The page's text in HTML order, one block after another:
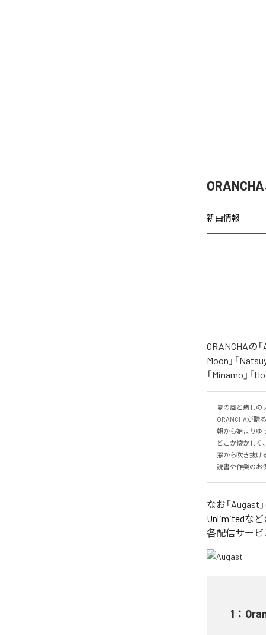
新曲情報
ORANCHAの
Moon」「
「Minamo」「
夏の風と癒しの
ORANCHAが贈
朝から始まりゆ
どこか懐かしく
窓から吹き抜け
読書や作業のお
なお「Augast
Unlimitedなど
各配信サービ
1 ：